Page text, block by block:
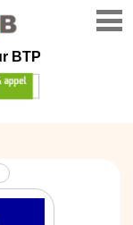
BTP